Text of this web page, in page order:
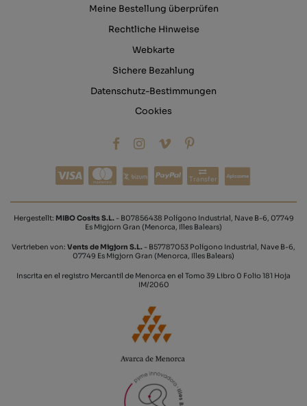
Meine Bestellung überprüfen
Rechtliche Hinweise
Webkarte
Sichere Bezahlung
Datenschutz-Bestimmungen
Cookies
Transfer
Hergestellt: MIBO Cosits S.L.- B07856438 Polígono Industrial, Nave B-6, 07749
Es Migjorn Gran (Menorca, Illes Balears)
Vertrieben von: Vents de Migjorn S.L. - B57787053 Polígono Industrial, Nave B-6,
07749 Es Migjorn Gran (Menorca, Illes Balears)
Inscrita en el registro Mercantil de Menorca en el Tomo 39 Libro 0 Folio 181 Hoja
IM/2060